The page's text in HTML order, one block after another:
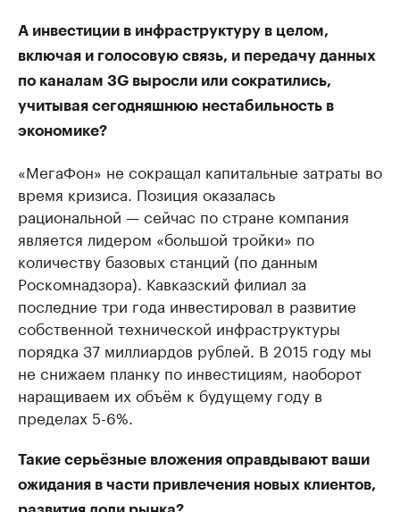
А инвестиции в инфраструктуру в целом,
включая и голосовую связь, и передачу данных
по каналам 3G выросли или сократились,
учитывая сегодняшнюю нестабильность в
экономике?
«МегаФон» не сокращал капитальные затраты во
время кризиса. Позиция оказалась
рациональной — сейчас по стране компания
является лидером «большой тройки» по
количеству базовых станций (по данным
Роскомнадзора). Кавказский филиал за
последние три года инвестировал в развитие
собственной технической инфраструктуры
порядка 37 миллиардов рублей. В 2015 году мы
не снижаем планку по инвестициям, наоборот
наращиваем их объём к будущему году в
пределах 5-6%.
Такие серьёзные вложения оправдывают ваши
ожидания в части привлечения новых клиентов,